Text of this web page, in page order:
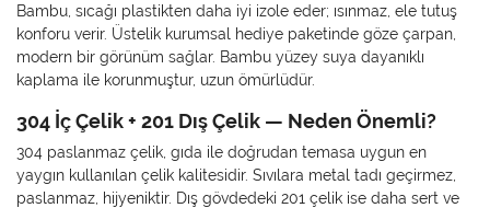
Bambu, sıcağı plastikten daha iyi izole eder; ısınmaz, ele tutuş
konforu verir. Üstelik kurumsal hediye paketinde göze çarpan,
modern bir görünüm sağlar. Bambu yüzey suya dayanıklı
kaplama ile korunmuştur, uzun ömürlüdür.
304 İç Çelik + 201 Dış Çelik — Neden Önemli?
304 paslanmaz çelik, gıda ile doğrudan temasa uygun en
yaygın kullanılan çelik kalitesidir. Sıvılara metal tadı geçirmez,
paslanmaz, hijyeniktir. Dış gövdedeki 201 çelik ise daha sert ve